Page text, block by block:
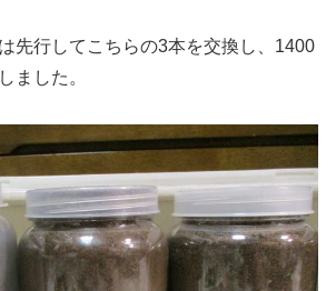
先行してこちらの3本を交換し、1400
ました。